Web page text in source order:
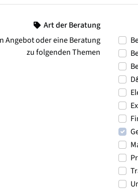
Art der Beratung
Angebot oder eine Beratung
zu folgenden Themen